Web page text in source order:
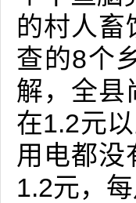
的村人畜
查的8个
解，全县
在1.2元
用电都没
1.2元，